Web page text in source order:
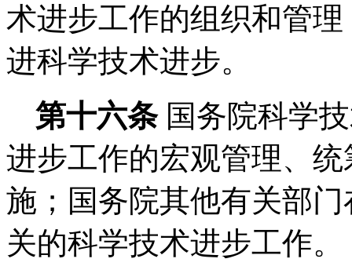
术进步工作的组织和管
进科学技术进步。
第十六条 国务院科学
进步工作的宏观管理、
施；国务院其他有关部
关的科学技术进步工作。